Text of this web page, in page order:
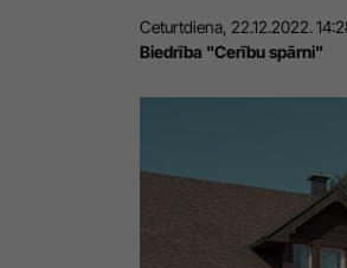
Ceturtdiena, 22.12.2022.
Biedrība "Cerību spārni"